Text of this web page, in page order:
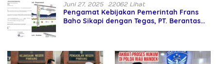
Juni 27, 2025 22062 Lihat
Pengamat Kebijakan Pemerintah Frans
Baho Sikapi dengan Tegas, PT. Berantas